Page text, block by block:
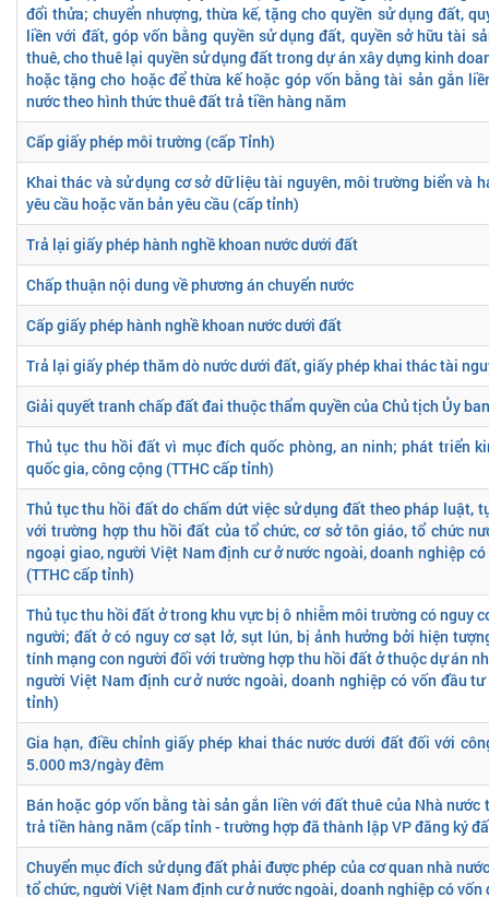
đổi thửa; chuyển nhượng, thừa kế, tặng cho quyền sử dụng đất,
liền với đất, góp vốn bằng quyền sử dụng đất, quyền sở hữu tài
thuê, cho thuê lại quyền sử dụng đất trong dự án xây dựng kinh
hoặc tặng cho hoặc để thừa kế hoặc góp vốn bằng tài sản gắn
nước theo hình thức thuê đất trả tiền hàng năm
Cấp giấy phép môi trường (cấp Tỉnh)
Khai thác và sử dụng cơ sở dữ liệu tài nguyên, môi trường biển và
yêu cầu hoặc văn bản yêu cầu (cấp tỉnh)
Trả lại giấy phép hành nghề khoan nước dưới đất
Chấp thuận nội dung về phương án chuyển nước
Cấp giấy phép hành nghề khoan nước dưới đất
Trả lại giấy phép thăm dò nước dưới đất, giấy phép khai thác tài
Giải quyết tranh chấp đất đai thuộc thẩm quyền của Chủ tịch Ủy
Thủ tục thu hồi đất vì mục đích quốc phòng, an ninh; phát triển
quốc gia, công cộng (TTHC cấp tỉnh)
Thủ tục thu hồi đất do chấm dứt việc sử dụng đất theo pháp luật,
với trường hợp thu hồi đất của tổ chức, cơ sở tôn giáo, tổ chức
ngoại giao, người Việt Nam định cư ở nước ngoài, doanh nghiệp
(TTHC cấp tỉnh)
Thủ tục thu hồi đất ở trong khu vực bị ô nhiễm môi trường có nguy
người; đất ở có nguy cơ sạt lở, sụt lún, bị ảnh hưởng bởi hiện
tính mạng con người đối với trường hợp thu hồi đất ở thuộc dự án
người Việt Nam định cư ở nước ngoài, doanh nghiệp có vốn đầu
tỉnh)
Gia hạn, điều chỉnh giấy phép khai thác nước dưới đất đối với
5.000 m3/ngày đêm
Bán hoặc góp vốn bằng tài sản gắn liền với đất thuê của Nhà
trả tiền hàng năm (cấp tỉnh - trường hợp đã thành lập VP đăng ký
Chuyển mục đích sử dụng đất phải được phép của cơ quan nhà
tổ chức, người Việt Nam định cư ở nước ngoài, doanh nghiệp có